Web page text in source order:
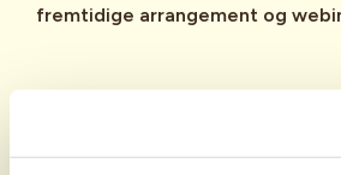
fremtidige arrangement og